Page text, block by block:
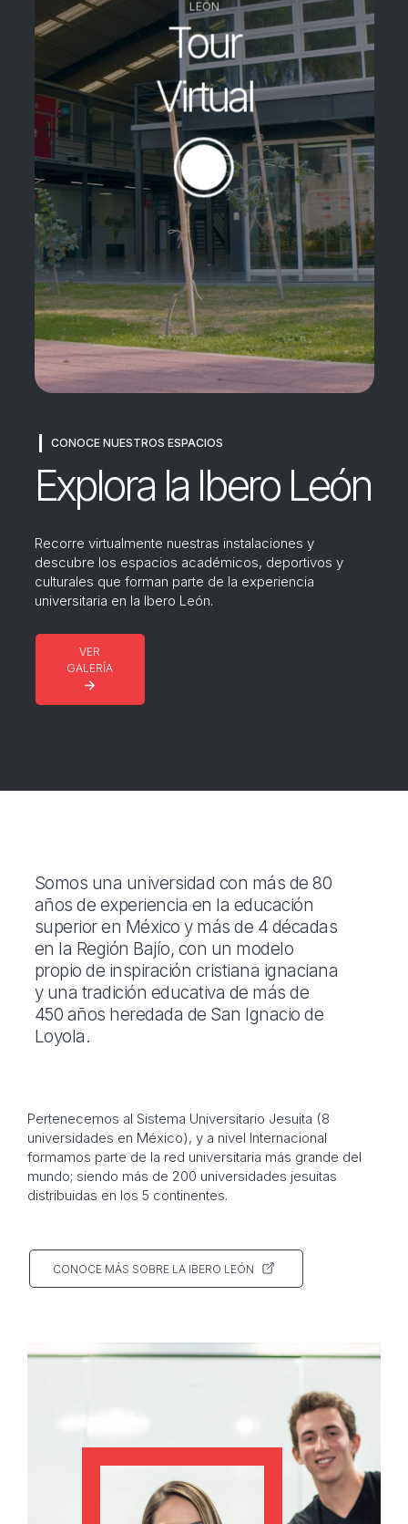
LEÓN
Tour
Virtual
CONOCE NUESTROS ESPACIOS
Explora la Ibero León
Recorre virtualmente nuestras instalaciones y
descubre los espacios académicos, deportivos y
culturales que forman parte de la experiencia
universitaria en la Ibero León.
VER
GALERÍA
Somos una universidad con más de 80
años de experiencia en la educación
superior en México y más de 4 décadas
en la Región Bajío, con un modelo
propio de inspiración cristiana ignaciana
y una tradición educativa de más de
450 años heredada de San Ignacio de
Loyola.
Pertenecemos al Sistema Universitario Jesuita (8
universidades en México), y a nivel Internacional
formamos parte de la red universitaria más grande del
mundo; siendo más de 200 universidades jesuitas
distribuidas en los 5 continentes.
CONOCE MÁS SOBRE LA IBERO LEÓN